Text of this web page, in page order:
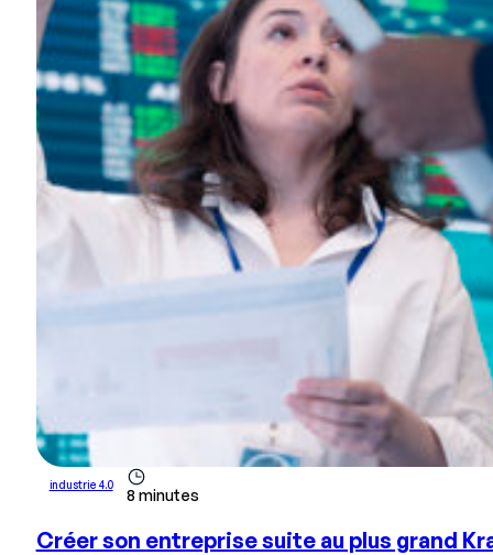
industrie 4.0
8 minutes
Créer son entreprise suite au plus grand